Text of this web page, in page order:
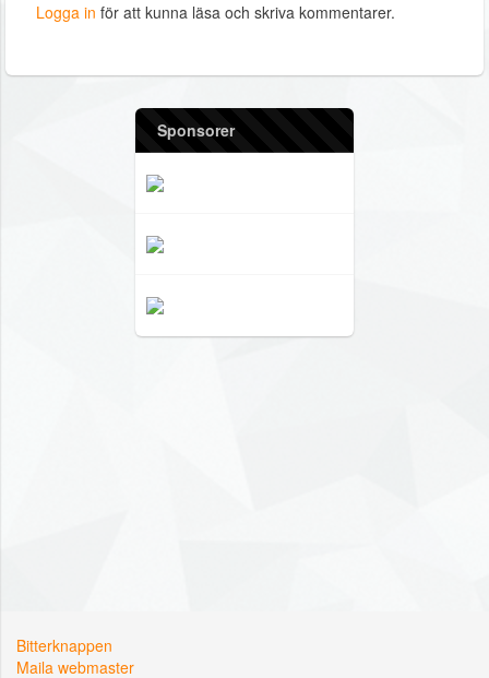
Logga in för att kunna läsa och skriva kommentarer.
Sponsorer
Bitterknappen
Maila webmaster